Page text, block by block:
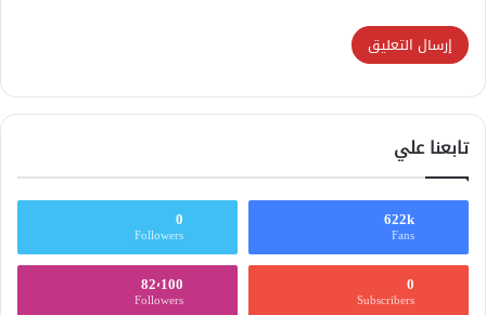
تابعنا علي
622k
Fans
0
Followers
0
Subscribers
82٬100
Followers